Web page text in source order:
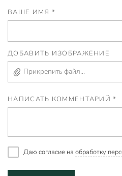
ВАШЕ ИМЯ *
ДОБАВИТЬ ИЗОБРАЖЕНИЕ
Прикрепить файл...
НАПИСАТЬ КОММЕНТАРИЙ *
Даю согласие на обработку